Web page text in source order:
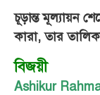
চূড়ান্ত মূল্যায়ন
কারা, তার
বিজয়ী
Ashikur